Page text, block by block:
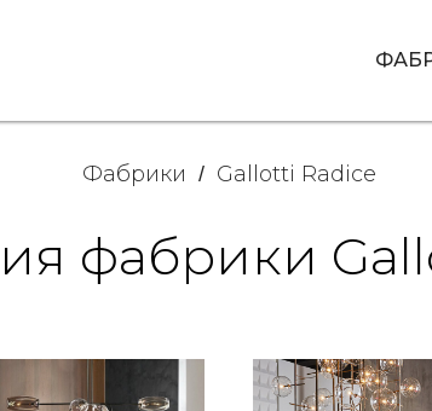
Фабрики / Gallotti Radice
фабрики